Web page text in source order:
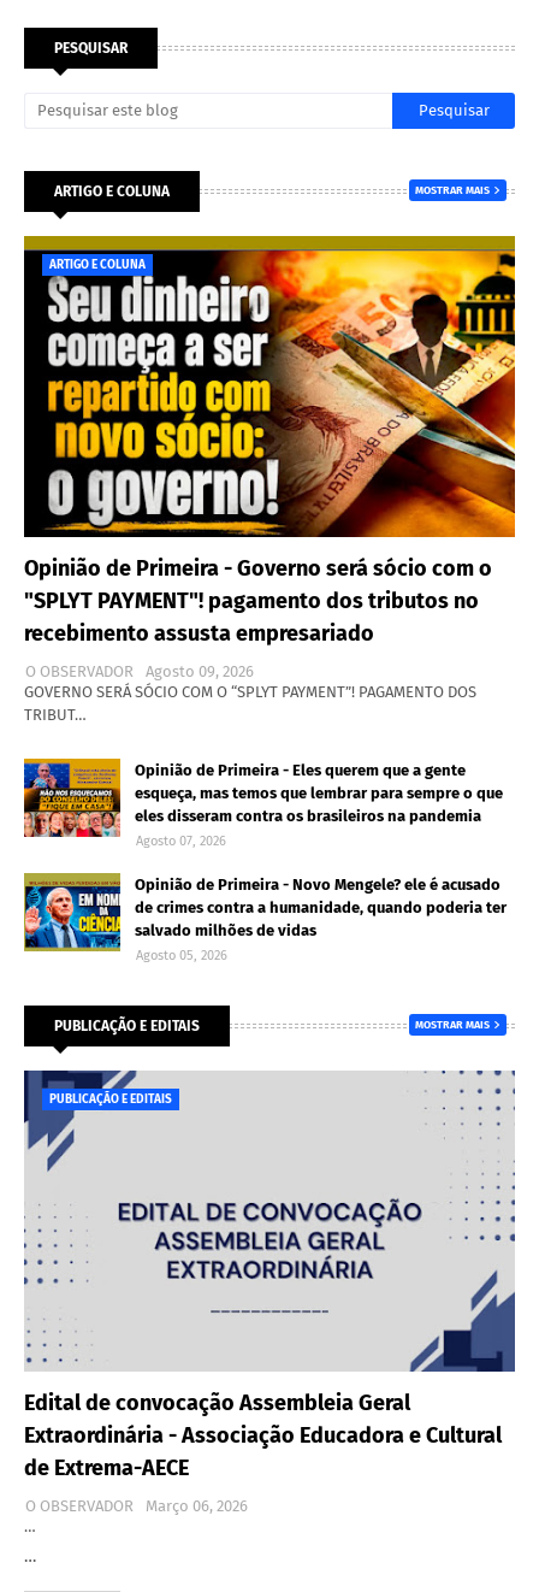
PESQUISAR
ARTIGO E COLUNA MOSTRAR MAIS
ARTIGO E COLUNA
Opinião de Primeira - Governo será sócio com o
"SPLYT PAYMENT"! pagamento dos tributos no
recebimento assusta empresariado
O OBSERVADOR
Agosto 09, 2026
GOVERNO SERÁ SÓCIO COM O “SPLYT PAYMENT”! PAGAMENTO DOS
TRIBUT…
Opinião de Primeira - Eles querem que a gente
esqueça, mas temos que lembrar para sempre o que
eles disseram contra os brasileiros na pandemia
Agosto 07, 2026
Opinião de Primeira - Novo Mengele? ele é acusado
de crimes contra a humanidade, quando poderia ter
salvado milhões de vidas
Agosto 05, 2026
PUBLICAÇÃO E EDITAIS MOSTRAR MAIS
PUBLICAÇÃO E EDITAIS
Edital de convocação Assembleia Geral
Extraordinária - Associação Educadora e Cultural
de Extrema-AECE
O OBSERVADOR
Março 06, 2026
…
…